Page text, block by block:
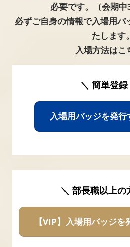
必要です。（会期中
必ずご自身の情報で入場用バ
たします。
入場方法はこ
＼ 簡単登
入場用バッジを発行
＼ 部長職以上
【VIP】入場用バッジ